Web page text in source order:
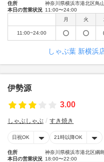
住所
神奈川県横浜市港北区鳥
本日の営業状況 11:00〜24:00
月
火
11:00~24:00
しゃぶ葉 新横浜
伊勢源
3.00
しゃぶしゃぶ すき焼き
日祝OK 21時以降OK
住所
神奈川県横浜市港北区綱
本日の営業状況 18:00〜22:00